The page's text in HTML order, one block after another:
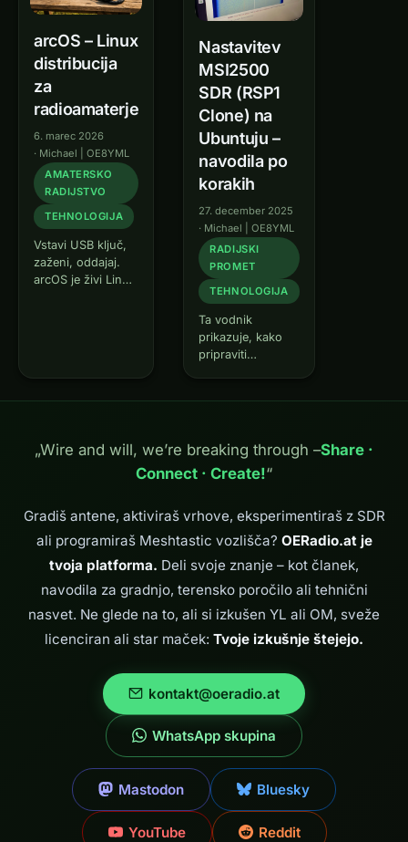
arcOS – Linux
distribucija
za
radioamaterje
6. marec 2026
· Michael | OE8YML
AMATERSKO
RADIJSTVO
TEHNOLOGIJA
Vstavi USB ključ,
zaženi, oddajaj.
arcOS je živi Linux
Digirig Mobile.
distribucijami.
Nastavitev
MSI2500
SDR (RSP1
Clone) na
Ubuntuju –
navodila po
korakih
27. december 2025
· Michael | OE8YML
RADIJSKI
PROMET
TEHNOLOGIJA
Ta vodnik
prikazuje, kako
pripraviti
MSI2500 (kot so
teče v sistemu
Ubuntu Linux z
GQRX. Navodila
za začetnike brez
veliko izkušenj z
Linuxom. Kaj je…
„Wire and will, we’re breaking through –Share ·
Connect · Create!“
Gradiš antene, aktiviraš vrhove, eksperimentiraš z SDR
ali programiraš Meshtastic vozlišča? OERadio.at je
tvoja platforma. Deli svoje znanje – kot članek,
navodila za gradnjo, terensko poročilo ali tehnični
nasvet. Ne glede na to, ali si izkušen YL ali OM, sveže
licenciran ali star maček: Tvoje izkušnje štejejo.
kontakt@oeradio.at
WhatsApp skupina
Mastodon Bluesky
YouTube Reddit